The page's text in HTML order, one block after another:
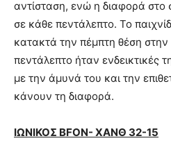
αντίσταση, ενώ η διαφορά
σε κάθε πεντάλεπτο. Το
κατακτά την πέμπτη θέση στην
πεντάλεπτο ήταν ενδεικτικές
με την άμυνά του και την
κάνουν τη διαφορά.
IΩΝΙΚΟΣ BFON- XANΘ 32-15